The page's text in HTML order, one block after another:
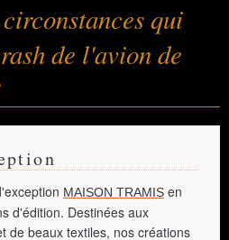
qui
de l'avion de
MAISON TRAMIS en
d'édition. Destinées aux
de beaux textiles, nos créations